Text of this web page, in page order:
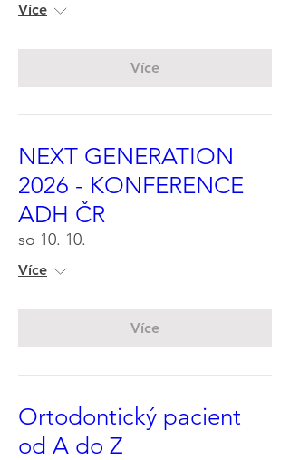
Více
Více
NEXT GENERATION
2026 - KONFERENCE
ADH ČR
so 10. 10.
Více
Více
Ortodontický pacient
od A do Z